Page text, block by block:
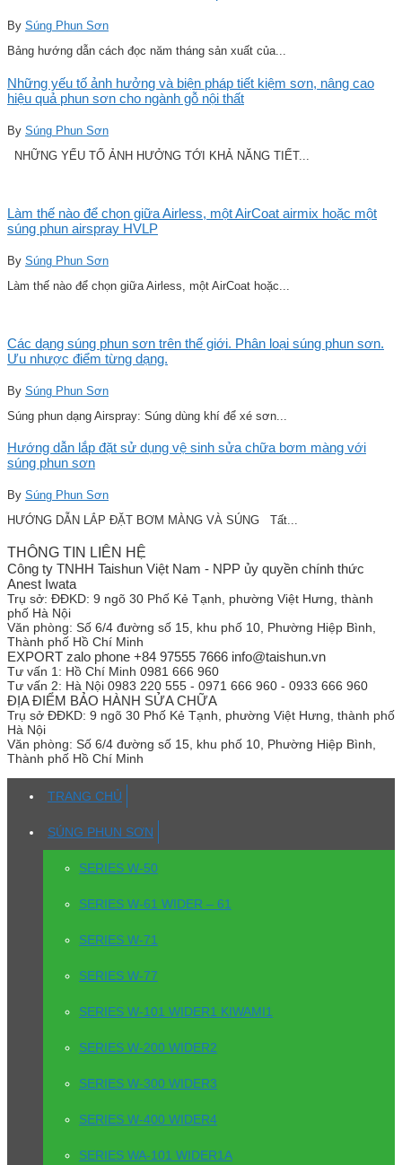
By Súng Phun Sơn
Bảng hướng dẫn cách đọc năm tháng sản xuất của...
Những yếu tố ảnh hưởng và biện pháp tiết kiệm sơn, nâng cao
hiệu quả phun sơn cho ngành gỗ nội thất
By Súng Phun Sơn
NHỮNG YẾU TỐ ẢNH HƯỞNG TỚI KHẢ NĂNG TIẾT...
Làm thế nào để chọn giữa Airless, một AirCoat airmix hoặc một
súng phun airspray HVLP
By Súng Phun Sơn
Làm thế nào để chọn giữa Airless, một AirCoat hoặc...
Các dạng súng phun sơn trên thế giới. Phân loại súng phun sơn.
Ưu nhược điểm từng dạng.
By Súng Phun Sơn
Súng phun dạng Airspray: Súng dùng khí để xé sơn...
Hướng dẫn lắp đặt sử dụng vệ sinh sửa chữa bơm màng với
súng phun sơn
By Súng Phun Sơn
HƯỚNG DẪN LẮP ĐẶT BƠM MÀNG VÀ SÚNG Tất...
THÔNG TIN LIÊN HỆ
Công ty TNHH Taishun Việt Nam - NPP ủy quyền chính thức
Anest Iwata
Trụ sở: ĐĐKD: 9 ngõ 30 Phố Kẻ Tạnh, phường Việt Hưng, thành
phố Hà Nội
Văn phòng: Số 6/4 đường số 15, khu phố 10, Phường Hiệp Bình,
Thành phố Hồ Chí Minh
EXPORT zalo phone +84 97555 7666 info@taishun.vn
Tư vấn 1: Hồ Chí Minh 0981 666 960
Tư vấn 2: Hà Nội 0983 220 555 - 0971 666 960 - 0933 666 960
ĐỊA ĐIỂM BẢO HÀNH SỬA CHỮA
Trụ sở ĐĐKD: 9 ngõ 30 Phố Kẻ Tạnh, phường Việt Hưng, thành phố
Hà Nội
Văn phòng: Số 6/4 đường số 15, khu phố 10, Phường Hiệp Bình,
Thành phố Hồ Chí Minh
TRANG CHỦ
SÚNG PHUN SƠN
SERIES W-50
SERIES W-61 WIDER – 61
SERIES W-71
SERIES W-77
SERIES W-101 WIDER1 KIWAMI1
SERIES W-200 WIDER2
SERIES W-300 WIDER3
SERIES W-400 WIDER4
SERIES WA-101 WIDER1A